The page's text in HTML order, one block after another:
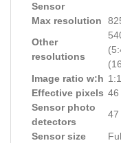
Sensor
Max resolution
Other
resolutions
Image ratio w:h
Effective pixels 46
Sensor photo
detectors
47
Sensor size